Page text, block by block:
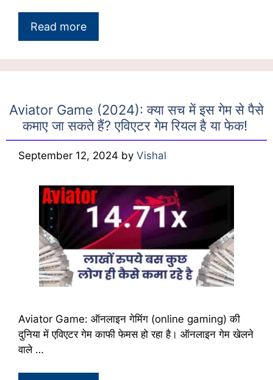
Read more
Aviator Game (2024): क्या सच में इस गेम से पैसे
कमाए जा सकते हैं? एविएटर गेम रियल है या फेक!
September 12, 2024 by Vishal
Aviator Game: ऑनलाइन गेमिंग (online gaming) की
दुनिया में एविएटर गेम काफी फेमस हो रहा है। ऑनलाइन गेम खेलने
वाले …